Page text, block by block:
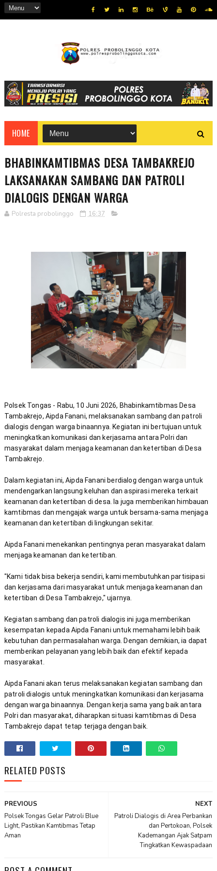
HOME
BHABINKAMTIBMAS DESA TAMBAKREJO
LAKSANAKAN SAMBANG DAN PATROLI
DIALOGIS DENGAN WARGA
Polresta probolinggo 16:37
Polsek Tongas - Rabu, 10 Juni 2026, Bhabinkamtibmas Desa
Tambakrejo, Aipda Fanani, melaksanakan sambang dan patroli
dialogis dengan warga binaannya. Kegiatan ini bertujuan untuk
meningkatkan komunikasi dan kerjasama antara Polri dan
masyarakat dalam menjaga keamanan dan ketertiban di Desa
Dalam kegiatan ini, Aipda Fanani berdialog dengan warga untuk
mendengarkan langsung keluhan dan aspirasi mereka terkait
keamanan dan ketertiban di desa. Ia juga memberikan himbauan
kamtibmas dan mengajak warga untuk bersama-sama menjaga
Aipda Fanani menekankan pentingnya peran masyarakat dalam
"Kami tidak bisa bekerja sendiri, kami membutuhkan partisipasi
dan kerjasama dari masyarakat untuk menjaga keamanan dan
Kegiatan sambang dan patroli dialogis ini juga memberikan
kesempatan kepada Aipda Fanani untuk memahami lebih baik
kebutuhan dan permasalahan warga. Dengan demikian, ia dapat
memberikan pelayanan yang lebih baik dan efektif kepada
Aipda Fanani akan terus melaksanakan kegiatan sambang dan
patroli dialogis untuk meningkatkan komunikasi dan kerjasama
dengan warga binaannya. Dengan kerja sama yang baik antara
Polri dan masyarakat, diharapkan situasi kamtibmas di Desa
Tambakrejo dapat tetap terjaga dengan baik.
RELATED POSTS
NEXT
Patroli Dialogis di Area Perbankan
dan Pertokoan, Polsek
Kademangan Ajak Satpam
Tingkatkan Kewaspadaan
PREVIOUS
Polsek Tongas Gelar Patroli Blue
Light, Pastikan Kamtibmas Tetap
Aman